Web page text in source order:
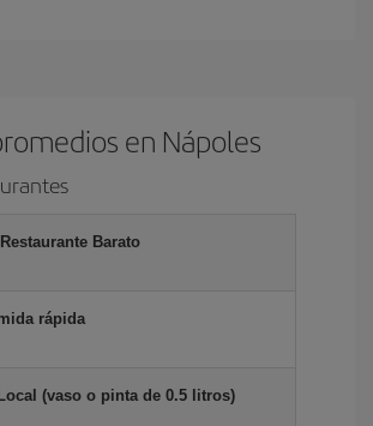
en Nápoles
Barato
rápida
(vaso o pinta de 0.5 litros)